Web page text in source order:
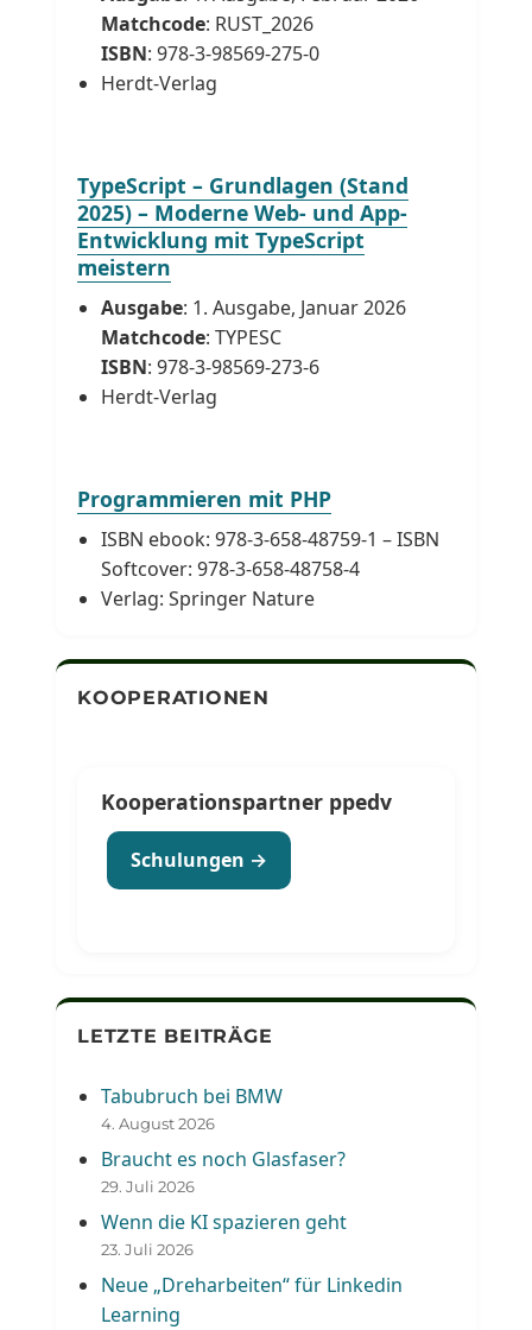
Matchcode: RUST_2026
ISBN: 978-3-98569-275-0
Herdt-Verlag
TypeScript – Grundlagen (Stand
2025) – Moderne Web- und App-
Entwicklung mit TypeScript
meistern
Ausgabe: 1. Ausgabe, Januar 2026
Matchcode: TYPESC
ISBN: 978-3-98569-273-6
Herdt-Verlag
Programmieren mit PHP
ISBN ebook: 978-3-658-48759-1 – ISBN
Softcover: 978-3-658-48758-4
Verlag: Springer Nature
KOOPERATIONEN
Kooperationspartner ppedv
Schulungen →
LETZTE BEITRÄGE
Tabubruch bei BMW
4. August 2026
Braucht es noch Glasfaser?
29. Juli 2026
Wenn die KI spazieren geht
23. Juli 2026
Neue „Dreharbeiten“ für Linkedin
Learning